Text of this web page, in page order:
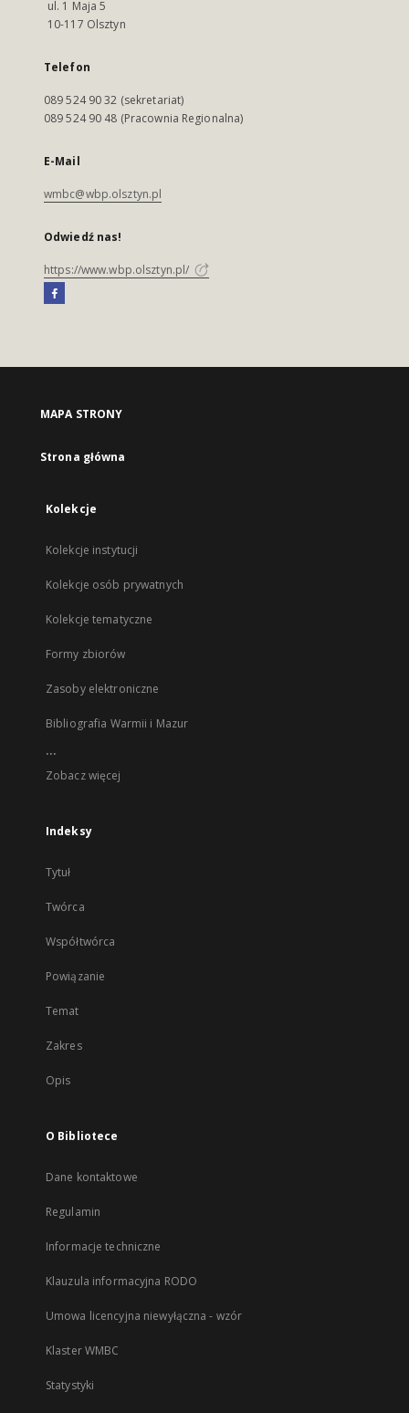
ul. 1 Maja 5
10-117 Olsztyn
Telefon
089 524 90 32 (sekretariat)
089 524 90 48 (Pracownia Regionalna)
E-Mail
wmbc@wbp.olsztyn.pl
Odwiedź nas!
https://www.wbp.olsztyn.pl/
MAPA STRONY
Strona główna
Kolekcje
Kolekcje instytucji
Kolekcje osób prywatnych
Kolekcje tematyczne
Formy zbiorów
Zasoby elektroniczne
Bibliografia Warmii i Mazur
...
Zobacz więcej
Indeksy
Tytuł
Twórca
Współtwórca
Powiązanie
Temat
Zakres
Opis
O Bibliotece
Dane kontaktowe
Regulamin
Informacje techniczne
Klauzula informacyjna RODO
Umowa licencyjna niewyłączna - wzór
Klaster WMBC
Statystyki